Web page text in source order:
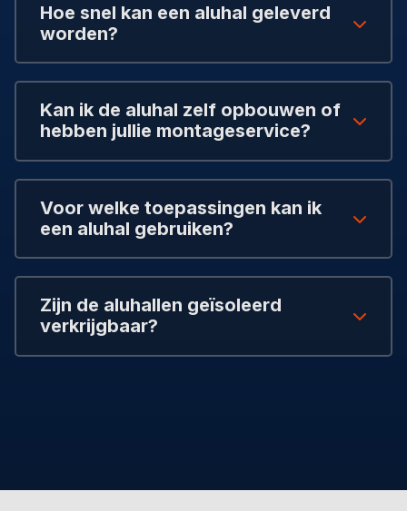
Hoe snel kan een aluhal geleverd
worden?
Kan ik de aluhal zelf opbouwen of
hebben jullie montageservice?
Voor welke toepassingen kan ik
een aluhal gebruiken?
Zijn de aluhallen geïsoleerd
verkrijgbaar?